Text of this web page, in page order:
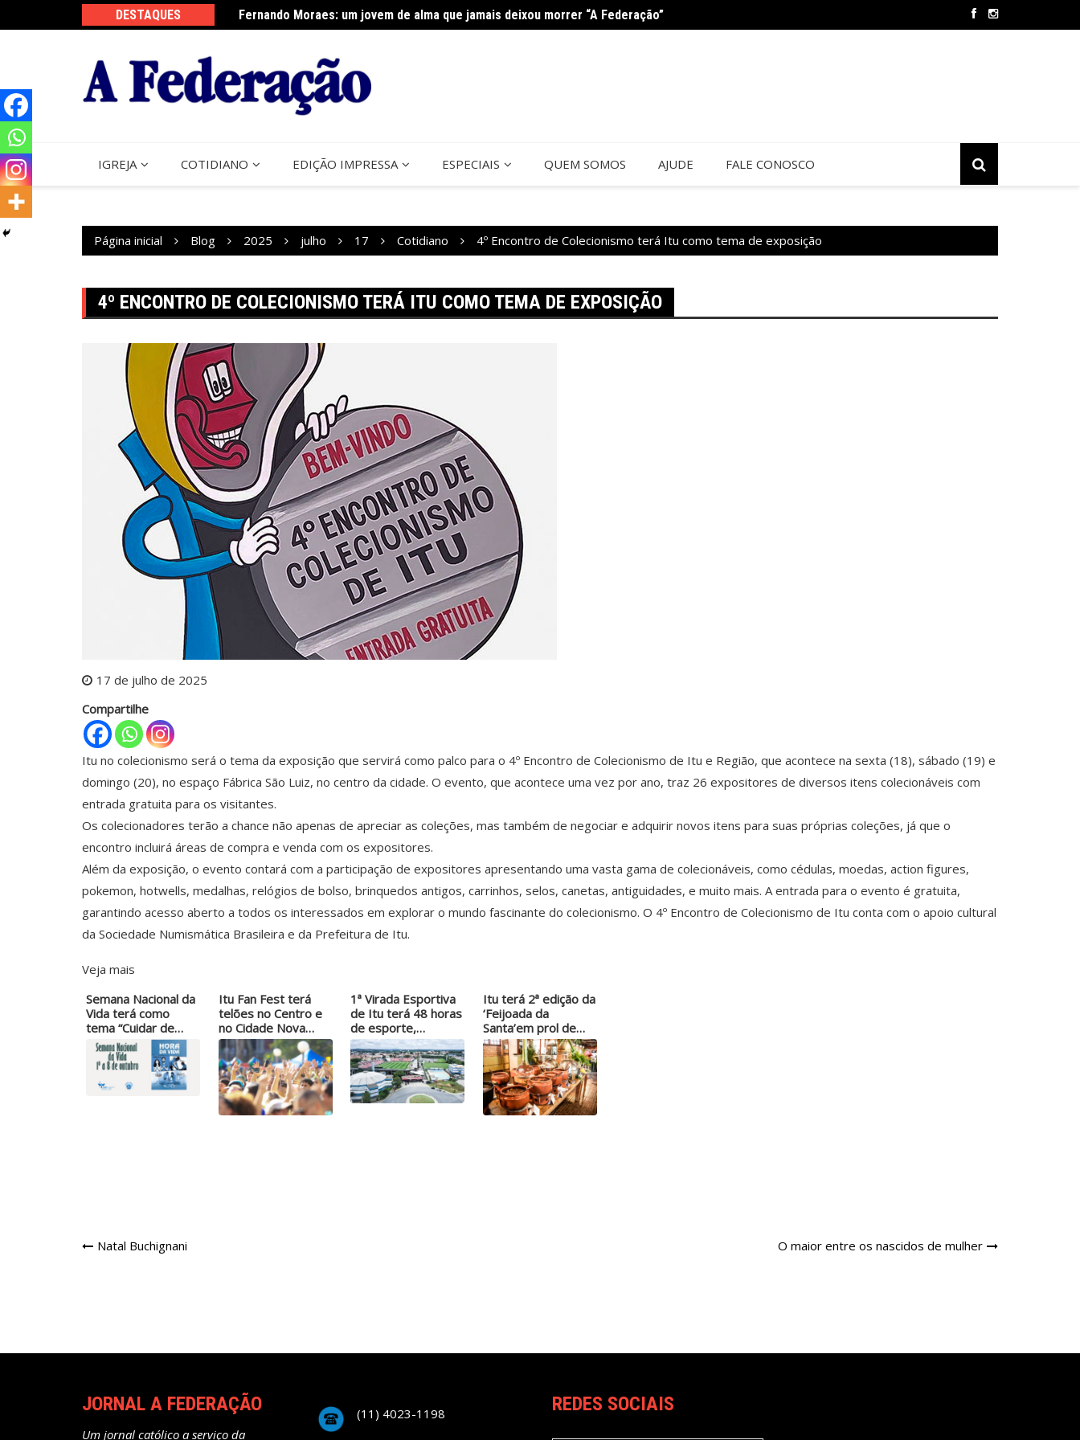
DESTAQUES
do Perdão de Assis Fernando Moraes: um jovem de alma que jamais deixou morrer “A Federação”
IGREJA COTIDIANO EDIÇÃO IMPRESSA ESPECIAIS QUEM SOMOS AJUDE FALE CONOSCO
Página inicial Blog 2025 julho 17 Cotidiano 4º Encontro de Colecionismo terá Itu como tema de exposição
4º ENCONTRO DE COLECIONISMO TERÁ ITU COMO TEMA DE EXPOSIÇÃO
17 de julho de 2025
Compartilhe
Itu no colecionismo será o tema da exposição que servirá como palco para o 4º Encontro de Colecionismo de Itu e Região, que acontece na sexta (18), sábado (19) e
domingo (20), no espaço Fábrica São Luiz, no centro da cidade. O evento, que acontece uma vez por ano, traz 26 expositores de diversos itens colecionáveis com
entrada gratuita para os visitantes.
Os colecionadores terão a chance não apenas de apreciar as coleções, mas também de negociar e adquirir novos itens para suas próprias coleções, já que o
encontro incluirá áreas de compra e venda com os expositores.
Além da exposição, o evento contará com a participação de expositores apresentando uma vasta gama de colecionáveis, como cédulas, moedas, action figures,
pokemon, hotwells, medalhas, relógios de bolso, brinquedos antigos, carrinhos, selos, canetas, antiguidades, e muito mais. A entrada para o evento é gratuita,
garantindo acesso aberto a todos os interessados em explorar o mundo fascinante do colecionismo. O 4º Encontro de Colecionismo de Itu conta com o apoio cultural
da Sociedade Numismática Brasileira e da Prefeitura de Itu.
Veja mais
Semana Nacional da
Vida terá como
tema “Cuidar de…
Itu Fan Fest terá
telões no Centro e
no Cidade Nova…
1ª Virada Esportiva
de Itu terá 48 horas
de esporte,…
Itu terá 2ª edição da
‘Feijoada da
Santa’em prol de…
Navegação
Natal Buchignani O maior entre os nascidos de mulher
JORNAL A FEDERAÇÃO
Um jornal católico a serviço da
(11) 4023-1198 REDES SOCIAIS